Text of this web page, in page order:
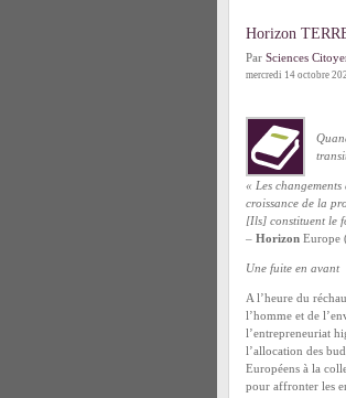
Horizon
Par Sciences
mercredi 14 octobre
« Les
croissance de la
[Ils] constituent le
– Horizon Europe
Une fuite en avant
A l’heure du
l’homme et de
l’entrepreneuriat
l’allocation des
Européens à la
pour affronter les